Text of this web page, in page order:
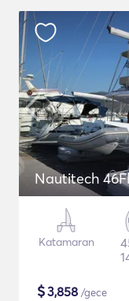
Nautitech
Katamaran
$3,858 /gece